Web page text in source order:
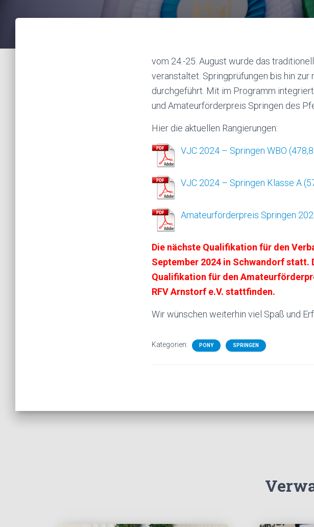
vom 24.-25. August wurde das
veranstaltet. Springprüfungen bis hin
durchgeführt. Mit im Programm
und Amateurförderpreis Springen des
Hier die aktuellen Rangierungen:
VJC 2024 – Springen WBO
VJC 2024 – Springen Klasse A
Amateurförderpreis Springen
Die nächste Qualifikation für den
September 2024 in Schwandorf statt.
Qualifikation für den
RFV Arnstorf e.V. stattfinden.
Wir wünschen weiterhin viel Spaß und
Kategorien: PONY SPRINGEN